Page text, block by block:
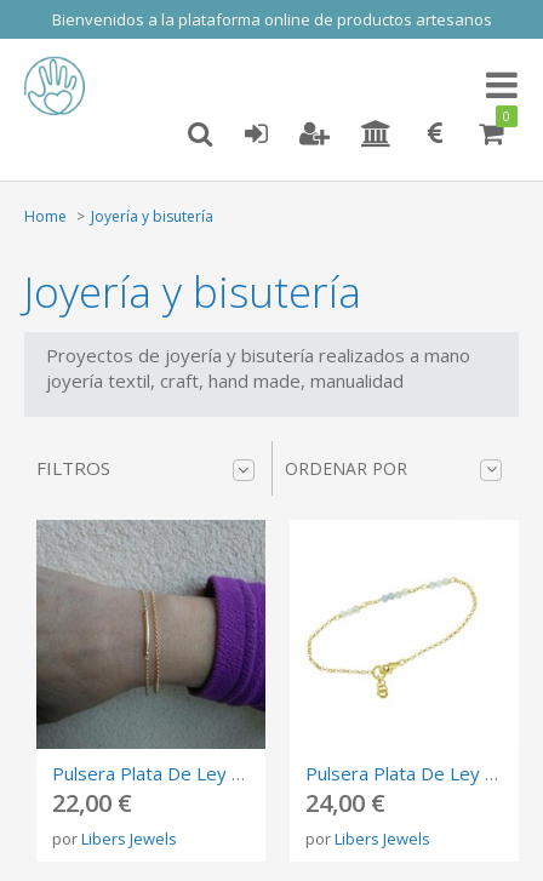
Bienvenidos a la plataforma online de productos artesanos
Toggle
0
Home Joyería y bisutería
Joyería y bisutería
Proyectos de joyería y bisutería realizados a mano
joyería textil, craft, hand made, manualidad
FILTROS ORDENAR POR
Pulsera Plata De Ley 925.
22,00 €
porLibers Jewels
Pulsera Plata De Ley 925, Pulseta Plata Con Aguamarina.
24,00 €
porLibers Jewels